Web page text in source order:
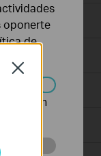
Close
oponerte
de
en